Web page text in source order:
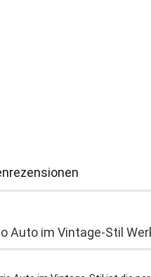
Auto im Vintage-Stil